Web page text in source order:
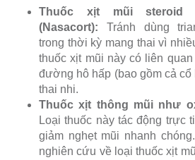
Thuốc xịt mũi steroid
(Nasacort): Tránh dùng
trong thời kỳ mang thai vì
thuốc xịt mũi này có liên
đường hô hấp (bao gồm cả cổ
thai nhi.
Thuốc xịt thông mũi như
Loại thuốc này tác động trực
giảm nghẹt mũi nhanh
nghiên cứu về loại thuốc xịt